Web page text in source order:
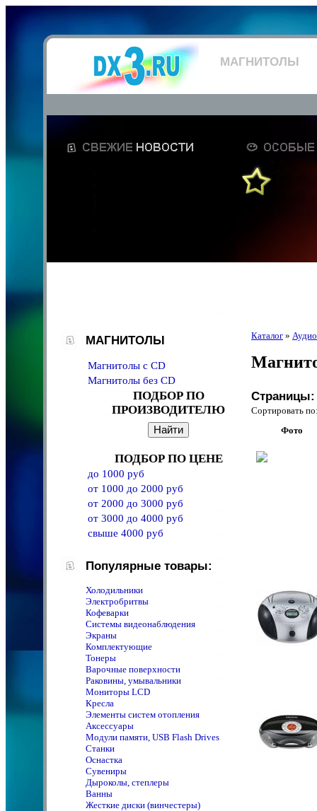
МАГНИТОЛЫ
МАГНИТОЛЫ
Магнитолы c CD
Магнитолы без CD
ПОДБОР ПО
ПРОИЗВОДИТЕЛЮ
ПОДБОР ПО ЦЕНЕ
до 1000 руб
от 1000 до 2000 руб
от 2000 до 3000 руб
от 3000 до 4000 руб
свыше 4000 руб
Популярные товары:
Холодильники
Электробритвы
Кофеварки
Системы видеонаблюдения
Экраны
Комплектующие
Тонеры
Варочные поверхности
Раковины, умывальники
Мониторы LCD
Кресла
Элементы систем отопления
Аксессуары
Модули памяти, USB Flash Drives
Станки
Оснастка
Сувениры
Дыроколы, степлеры
Ванны
Жесткие диски (винчестеры)
Каталог »
Страницы:
Сортировать
Фото